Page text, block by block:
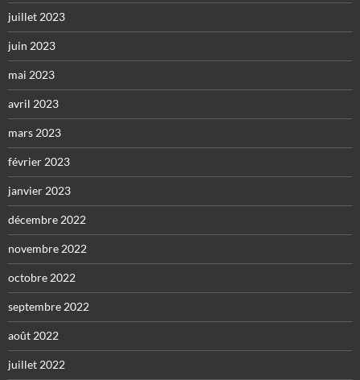
juillet 2023
juin 2023
mai 2023
avril 2023
mars 2023
février 2023
janvier 2023
décembre 2022
novembre 2022
octobre 2022
septembre 2022
août 2022
juillet 2022